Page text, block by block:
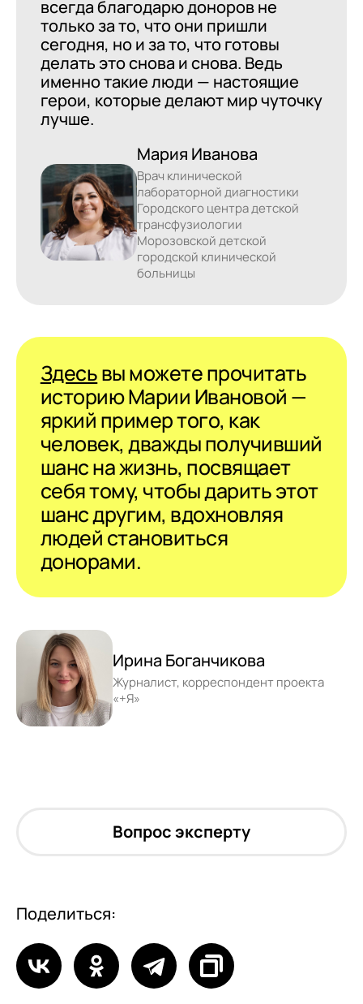
всегда благодарю доноров не
только за то, что они пришли
сегодня, но и за то, что готовы
делать это снова и снова. Ведь
именно такие люди — настоящие
герои, которые делают мир чуточку
лучше.
Мария Иванова
Врач клинической
лабораторной диагностики
Городского центра детской
трансфузиологии
Морозовской детской
городской клинической
больницы
Здесьвы можете прочитать
историю Марии Ивановой —
яркий пример того, как
человек, дважды получивший
шанс на жизнь, посвящает
себя тому, чтобы дарить этот
шанс другим, вдохновляя
людей становиться
донорами.
Ирина Боганчикова
Журналист, корреспондент проекта
«+Я»
Поделиться:
Вопрос эксперту